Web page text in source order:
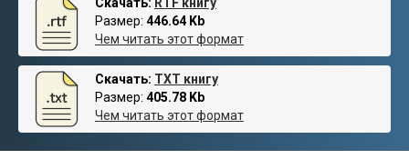
Размер: 446.64 Kb
Чем читать этот формат
Скачать: TXT книгу
Размер: 405.78 Kb
Чем читать этот формат